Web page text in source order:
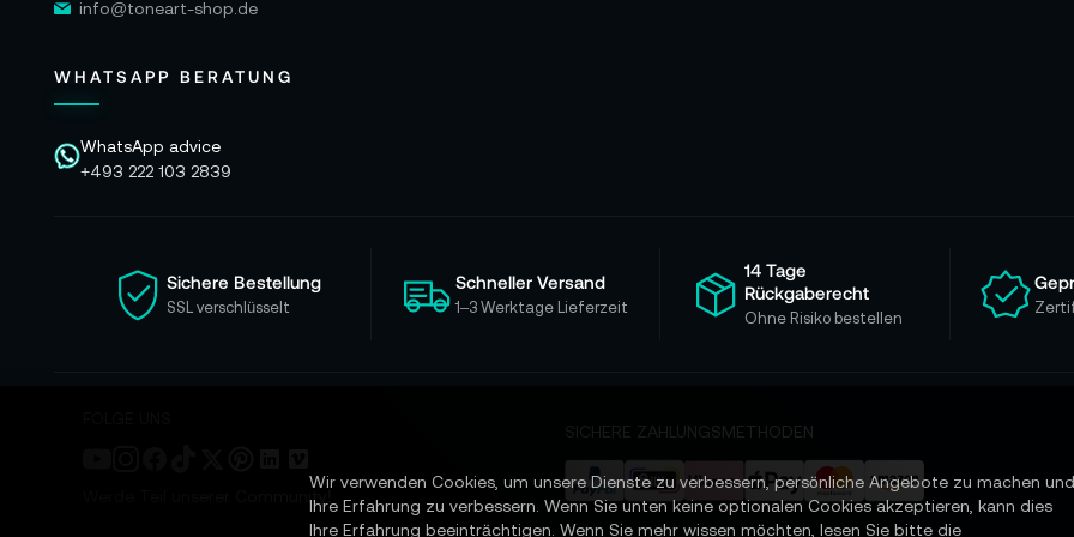
info@toneart-shop.de
WHATSAPP BERATUNG
WhatsApp advice
+493 222 103 2839
Sichere Bestellung
SSL verschlüsselt
Schneller Versand
1–3 Werktage Lieferzeit
14 Tage
Rückgaberecht
Ohne Risiko bestellen
Werde Teil unserer Community!
SICHERE ZAHLUNGSMETHODEN
Wir verwenden Cookies, um unsere Dienste zu verbessern, persönliche Angebote zu machen und
Ihre Erfahrung zu verbessern. Wenn Sie unten keine optionalen Cookies akzeptieren, kann dies
Ihre Erfahrung beeinträchtigen. Wenn Sie mehr wissen möchten, lesen Sie bitte die